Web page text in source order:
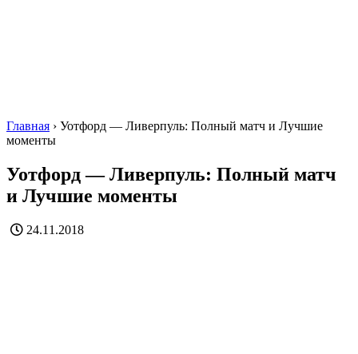
Главная › Уотфорд — Ливерпуль: Полный матч и Лучшие
моменты
Уотфорд — Ливерпуль: Полный матч
и Лучшие моменты
24.11.2018